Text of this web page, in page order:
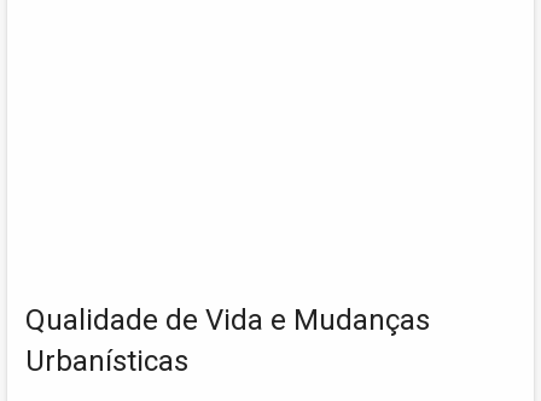
Qualidade de Vida e Mudanças
Urbanísticas